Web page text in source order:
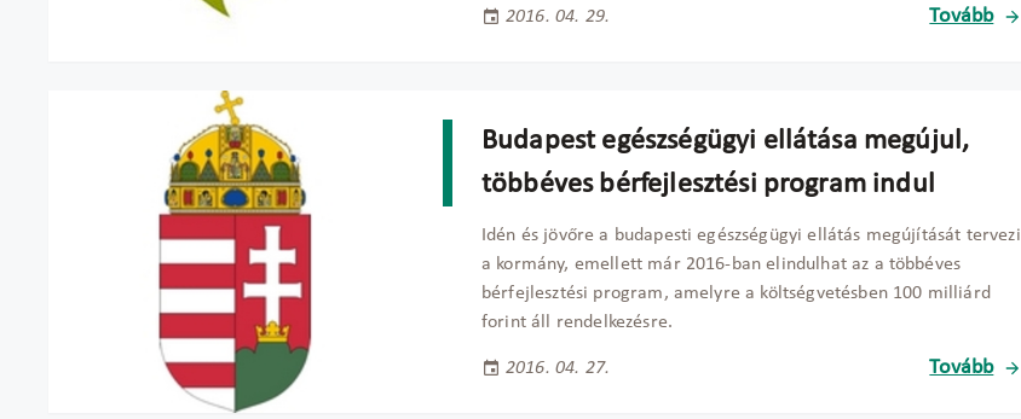
2016. 04. 29. Tovább
Budapest egészségügyi ellátása megújul,
többéves bérfejlesztési program indul
Idén és jövőre a budapesti egészségügyi ellátás megújítását tervezi
a kormány, emellett már 2016-ban elindulhat az a többéves
bérfejlesztési program, amelyre a költségvetésben 100 milliárd
forint áll rendelkezésre.
2016. 04. 27. Tovább